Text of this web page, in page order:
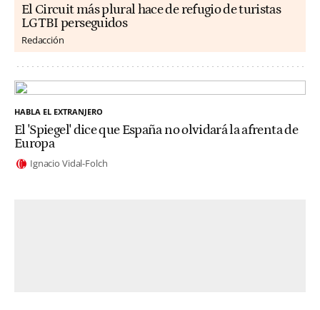
El Circuit más plural hace de refugio de turistas
LGTBI perseguidos
Redacción
HABLA EL EXTRANJERO
El 'Spiegel' dice que España no olvidará la afrenta de
Europa
Ignacio Vidal-Folch